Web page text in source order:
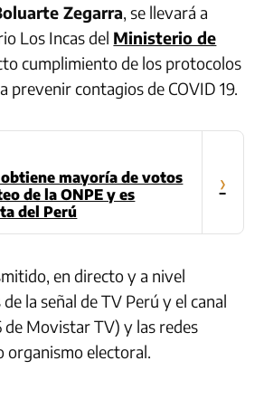
Zegarra, se llevará a
Los Incas del Ministerio de
cumplimiento de los protocolos
prevenir contagios de COVID 19.
mayoría de votos
de la ONPE y es
del Perú
›
en directo y a nivel
la señal de TV Perú y el canal
de Movistar TV) y las redes
organismo electoral.